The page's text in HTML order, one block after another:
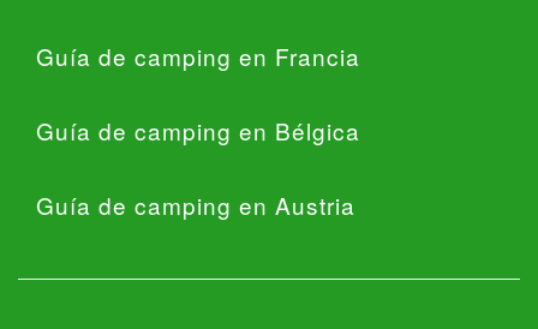
Guía de camping en Francia
Guía de camping en Bélgica
Guía de camping en Austria